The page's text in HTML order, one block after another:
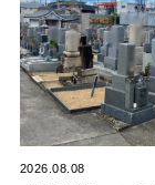
2026.08.08